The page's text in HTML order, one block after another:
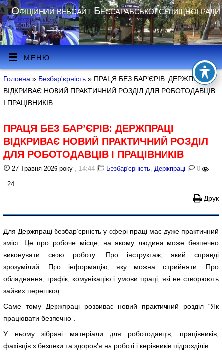
Офіційний вебсайт Бессарабської селищної ради
МЕНЮ
Головна » Безбар'єрність » ПРАЦЯ БЕЗ БАР’ЄРІВ: ДЕРЖПРАЦІ
ВІДКРИВАЄ НОВИЙ ПРАКТИЧНИЙ РОЗДІЛ ДЛЯ РОБОТОДАВЦІВ
І ПРАЦІВНИКІВ
ПРАЦЯ БЕЗ БАР’ЄРІВ: ДЕРЖПРАЦІ
ВІДКРИВАЄ НОВИЙ ПРАКТИЧНИЙ РОЗДІЛ
ДЛЯ РОБОТОДАВЦІВ І ПРАЦІВНИКІВ
27 Травня 2026 року , 14:44 | Безбар'єрність,Держпраці | 0 |
24
Друк
Для Держпраці безбар’єрність у сфері праці має дуже практичний
зміст. Це про робоче місце, на якому людина може безпечно
виконувати свою роботу. Про інструктаж, який справді
зрозумілий. Про інформацію, яку можна сприйняти. Про
обладнання, графік, комунікацію і умови праці, які не створюють
зайвих перешкод.
Саме тому Держпраці розвиває новий практичний розділ “Як
працювати безпечно”.
У ньому зібрані матеріали для роботодавців, працівників,
фахівців з безпеки та здоров’я на роботі і керівників підрозділів.